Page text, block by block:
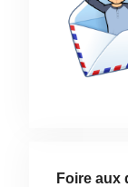
Foire aux